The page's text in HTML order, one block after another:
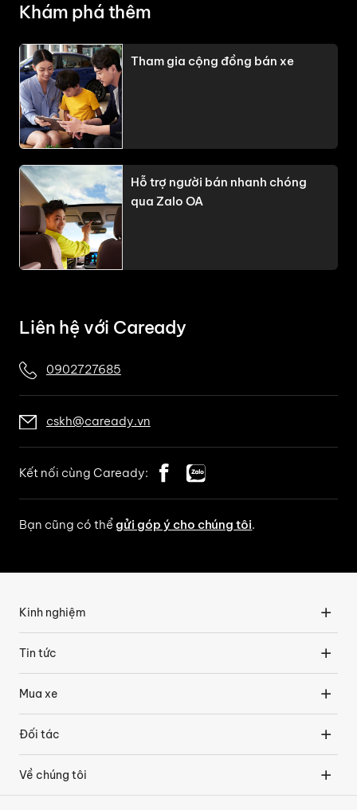
Khám phá thêm
Tham gia cộng đồng bán xe
Hỗ trợ người bán nhanh chóng
qua Zalo OA
Liên hệ với Caready
0902727685
cskh@caready.vn
Kết nối cùng Caready:
Bạn cũng có thể gửi góp ý cho chúng tôi.
Kinh nghiệm
Tin tức
Mua xe
Đối tác
Về chúng tôi